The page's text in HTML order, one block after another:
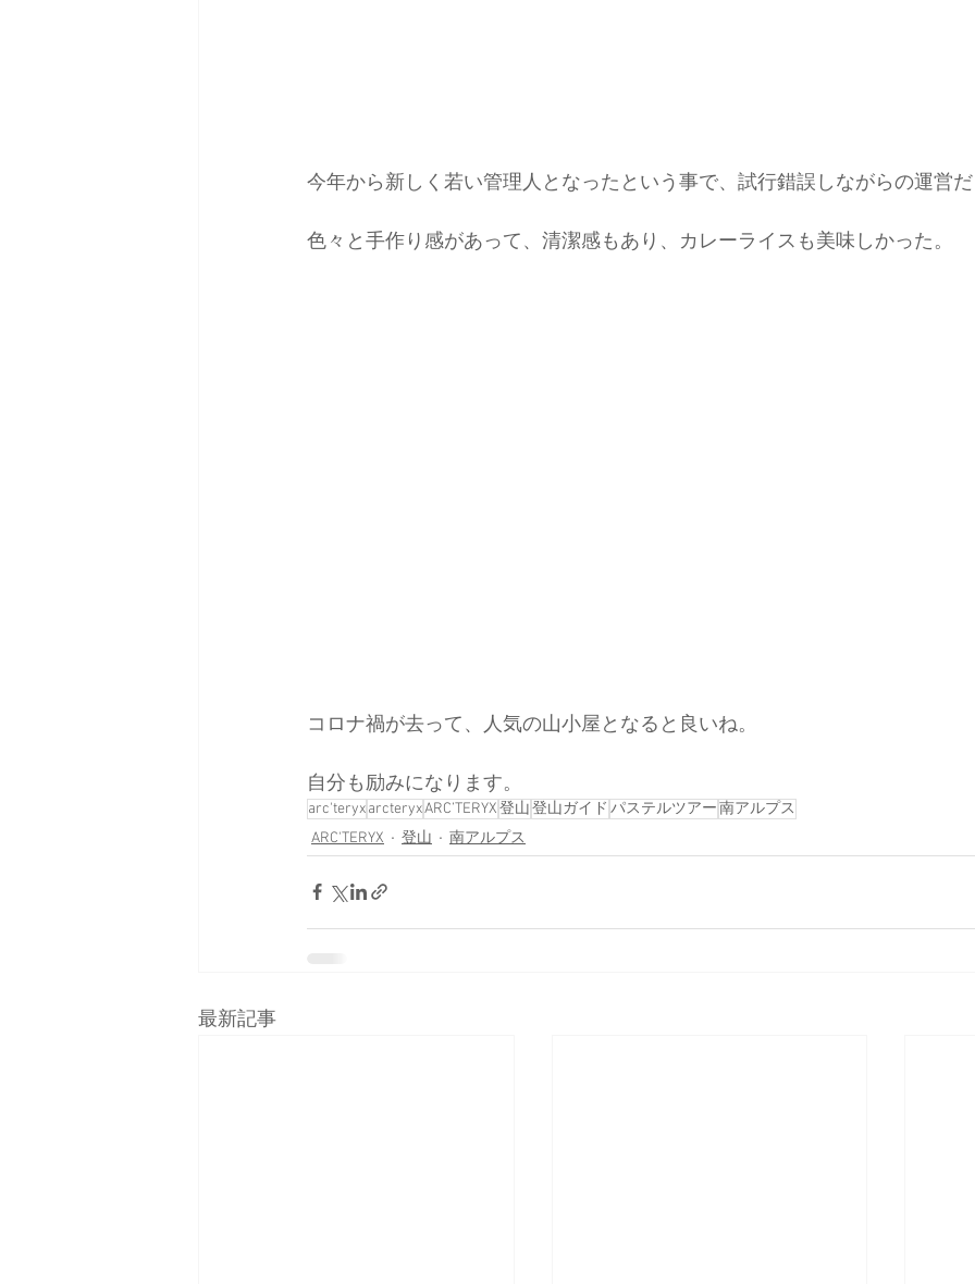
今年から新しく若い管理人となったという事で、試行錯誤しながらの運営
色々と手作り感があって、清潔感もあり、カレーライスも美味しかった。
コロナ禍が去って、人気の山小屋となると良いね。
自分も励みになります。
arc'teryxarcteryxARC’TERYX登山登山ガイド パステルツアー南アルプス
ARC'TERYX
登山 南アルプス
最新記事